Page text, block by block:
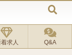
着求人 Q&A